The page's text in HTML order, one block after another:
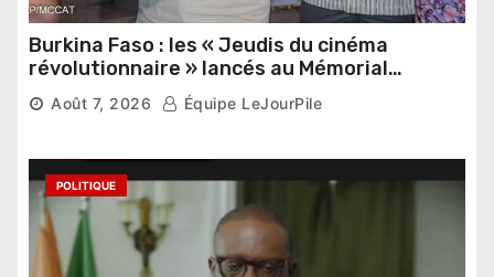
Burkina Faso : les « Jeudis du cinéma
révolutionnaire » lancés au Mémorial
Thomas Sankara
Août 7, 2026 Équipe LeJourPile
POLITIQUE